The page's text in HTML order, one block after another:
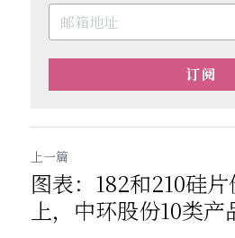
订阅
上一篇
图表：182和210硅
上，中环股份10类